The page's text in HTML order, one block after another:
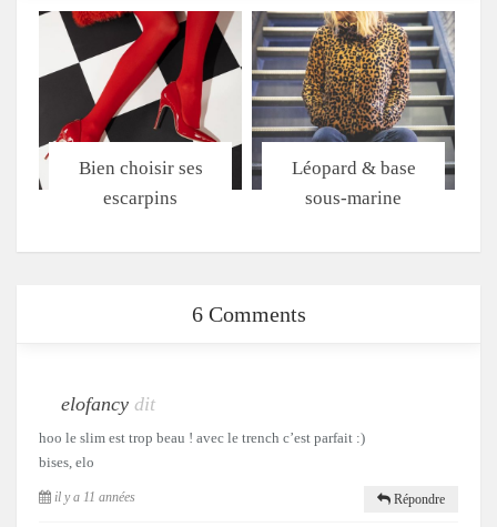
Bien choisir ses
escarpins
Léopard & base
sous-marine
6 Comments
elofancy dit
hoo le slim est trop beau ! avec le trench c’est parfait :)
bises, elo
il y a 11 années Répondre